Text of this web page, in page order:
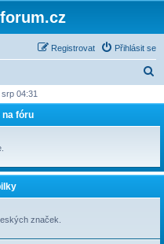
Přihlásit se
Registrovat
d
t
04:31
na fóru
značek.